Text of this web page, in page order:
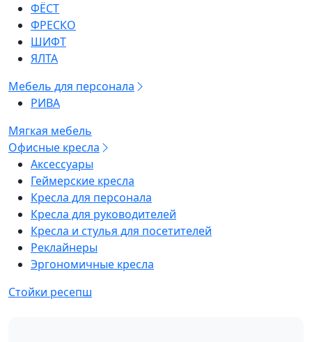
ФЁСТ
ФРЕСКО
ШИФТ
ЯЛТА
Мебель для персонала
РИВА
Мягкая мебель
Офисные кресла
Аксессуары
Геймерские кресла
Кресла для персонала
Кресла для руководителей
Кресла и стулья для посетителей
Реклайнеры
Эргономичные кресла
Стойки ресепш